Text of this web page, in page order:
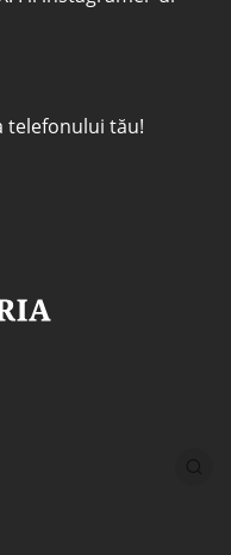
telefonului tău!